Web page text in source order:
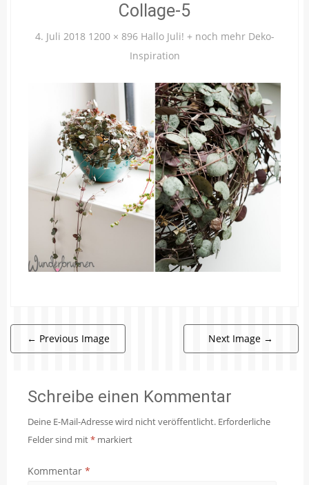
Collage-5
4. Juli 2018 1200 × 896 Hallo Juli! + noch mehr Deko-
Inspiration
← Previous Image Next Image →
Schreibe einen Kommentar
Deine E-Mail-Adresse wird nicht veröffentlicht. Erforderliche
Felder sind mit* markiert
Kommentar *